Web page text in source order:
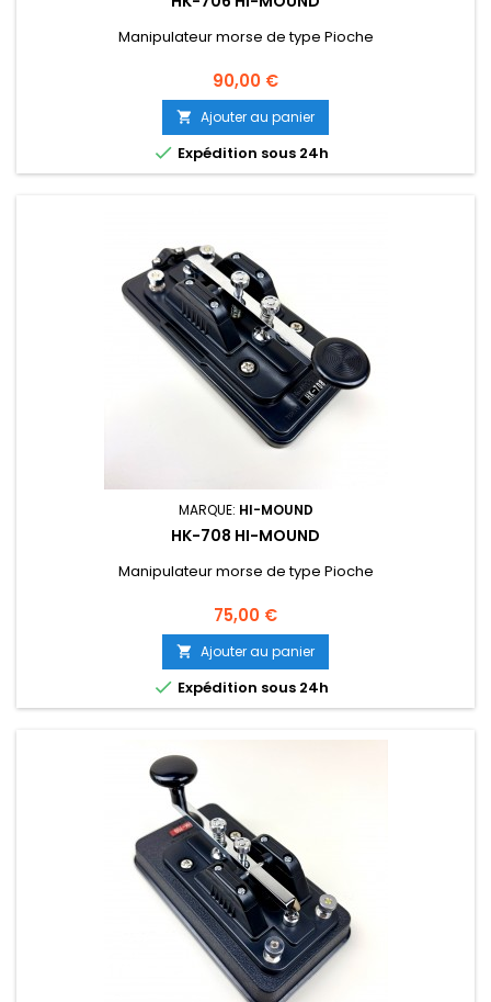
Manipulateur morse de type Pioche
Prix
90,00 €
 Ajouter au panier
 Expédition sous 24h
MARQUE: HI-MOUND
HK-708 HI-MOUND
Manipulateur morse de type Pioche
Prix
75,00 €
 Ajouter au panier
 Expédition sous 24h